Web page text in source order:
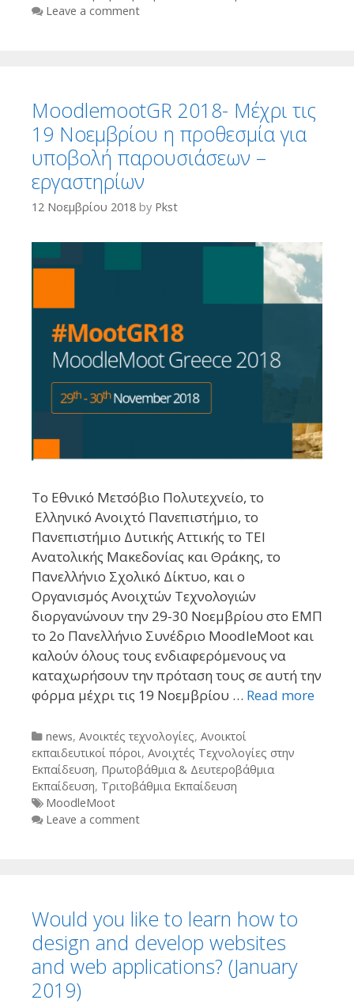
Leave a comment
MoodlemootGR 2018- Μέχρι τις
19 Νοεμβρίου η προθεσμία για
υποβολή παρουσιάσεων –
εργαστηρίων
12 Νοεμβρίου 2018 by Pkst
To Εθνικό Μετσόβιο Πολυτεχνείο, το
Ελληνικό Ανοιχτό Πανεπιστήμιο, το
Πανεπιστήμιο Δυτικής Αττικής το ΤΕΙ
Ανατολικής Μακεδονίας και Θράκης, το
Πανελλήνιο Σχολικό Δίκτυο, και ο
Οργανισμός Ανοιχτών Τεχνολογιών
διοργανώνουν την 29-30 Νοεμβρίου στο ΕΜΠ
το 2ο Πανελλήνιο Συνέδριο MoodleMoot και
καλούν όλους τους ενδιαφερόμενους να
καταχωρήσουν την πρόταση τους σε αυτή την
φόρμα μέχρι τις 19 Νοεμβρίου … Read more
Categories
news, Ανοικτές τεχνολογίες, Ανοικτοί
εκπαιδευτικοί πόροι, Ανοιχτές Τεχνολογίες στην
Εκπαίδευση, Πρωτοβάθμια & Δευτεροβάθμια
Εκπαίδευση, Τριτοβάθμια Εκπαίδευση
Tags
MoodleMoot
Leave a comment
Would you like to learn how to
design and develop websites
and web applications? (January
2019)